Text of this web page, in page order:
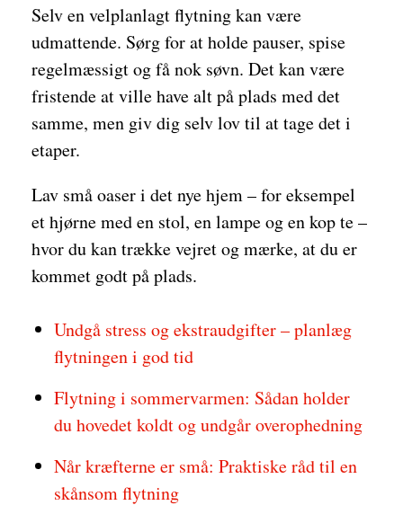
Selv en velplanlagt flytning kan være
udmattende. Sørg for at holde pauser, spise
regelmæssigt og få nok søvn. Det kan være
fristende at ville have alt på plads med det
samme, men giv dig selv lov til at tage det i
etaper.
Lav små oaser i det nye hjem – for eksempel
et hjørne med en stol, en lampe og en kop te –
hvor du kan trække vejret og mærke, at du er
kommet godt på plads.
Undgå stress og ekstraudgifter – planlæg
flytningen i god tid
Flytning i sommervarmen: Sådan holder
du hovedet koldt og undgår overophedning
Når kræfterne er små: Praktiske råd til en
skånsom flytning